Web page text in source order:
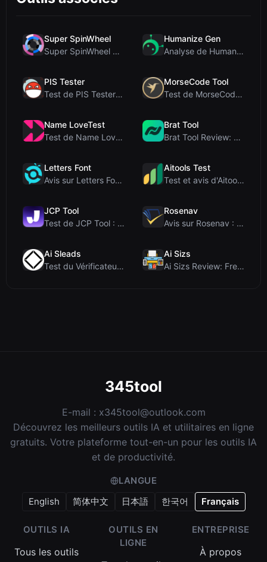
Super SpinWheel
Super SpinWheel Review: A Privacy-First Free Wheel...
Humanize Gen
Analyse de Humanize Gen : Plongée au cœur de cet h...
PIS Tester
Test de PIS Tester : Le quiz d’amitié sans IA qui ...
MorseCode Tool
Test de MorseCode Tool : Convertisseur en ligne gr...
Name LoveTest
Test de Name LoveTest : un calculateur d'amour axé...
Brat Tool
Brat Tool Review: Free Charli XCX Style Brat Text ...
Letters Font
Avis sur Letters Font : Générateur gratuit de poli...
Aitools Test
Test et avis d'Aitools Test : un détecteur d'IA gr...
JCP Tool
Test de JCP Tool : Convertisseur de données côté c...
Rosenav
Avis sur Rosenav : Outil gratuit en ligne de vérif...
Ai Sleads
Test du Vérificateur de Force des Mots de Passe d'...
Ai Sizs
Ai Sizs Review: Free, Private Image Similarity & B...
345tool
E-mail : x345tool@outlook.com
Découvrez les meilleurs outils IA et utilitaires en ligne
gratuits. Votre plateforme tout-en-un pour les outils IA
et de productivité.
LANGUE
English
简体中文 日本語 한국어 Français
OUTILS IA
Tous les outils
OUTILS EN
LIGNE
ENTREPRISE
À propos